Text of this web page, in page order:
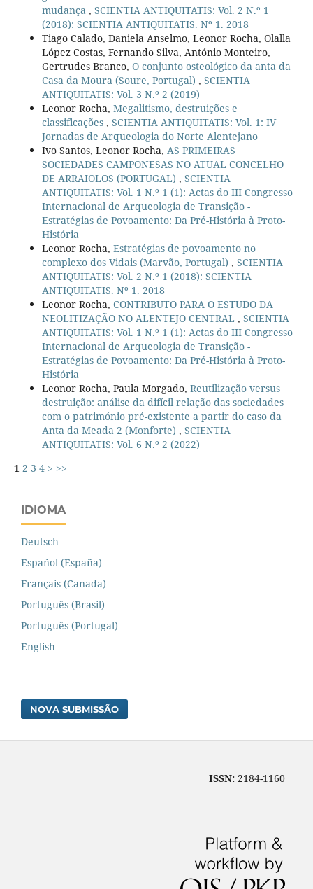
mudança , SCIENTIA ANTIQUITATIS: Vol. 2 N.º 1
(2018): SCIENTIA ANTIQUITATIS. Nº 1. 2018
Tiago Calado, Daniela Anselmo, Leonor Rocha, Olalla
López Costas, Fernando Silva, António Monteiro,
Gertrudes Branco, O conjunto osteológico da anta da
Casa da Moura (Soure, Portugal) , SCIENTIA
ANTIQUITATIS: Vol. 3 N.º 2 (2019)
Leonor Rocha, Megalitismo, destruições e
classificações , SCIENTIA ANTIQUITATIS: Vol. 1: IV
Jornadas de Arqueologia do Norte Alentejano
Ivo Santos, Leonor Rocha, AS PRIMEIRAS
SOCIEDADES CAMPONESAS NO ATUAL CONCELHO
DE ARRAIOLOS (PORTUGAL) , SCIENTIA
ANTIQUITATIS: Vol. 1 N.º 1 (1): Actas do III Congresso
Internacional de Arqueologia de Transição -
Estratégias de Povoamento: Da Pré-História à Proto-
História
Leonor Rocha, Estratégias de povoamento no
complexo dos Vidais (Marvão, Portugal) , SCIENTIA
ANTIQUITATIS: Vol. 2 N.º 1 (2018): SCIENTIA
ANTIQUITATIS. Nº 1. 2018
Leonor Rocha, CONTRIBUTO PARA O ESTUDO DA
NEOLITIZAÇÃO NO ALENTEJO CENTRAL , SCIENTIA
ANTIQUITATIS: Vol. 1 N.º 1 (1): Actas do III Congresso
Internacional de Arqueologia de Transição -
Estratégias de Povoamento: Da Pré-História à Proto-
História
Leonor Rocha, Paula Morgado, Reutilização versus
destruição: análise da difícil relação das sociedades
com o património pré-existente a partir do caso da
Anta da Meada 2 (Monforte) , SCIENTIA
ANTIQUITATIS: Vol. 6 N.º 2 (2022)
1 2 3 4 > >>
IDIOMA
Deutsch
Español (España)
Français (Canada)
Português (Brasil)
Português (Portugal)
English
NOVA SUBMISSÃO
ISSN: 2184-1160